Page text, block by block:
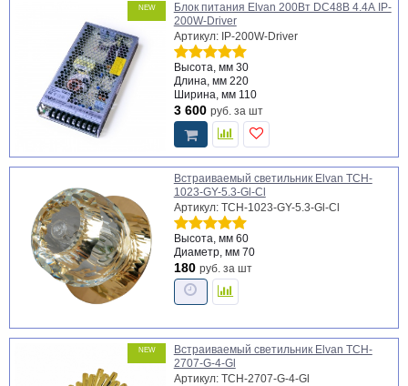
NEW
Блок питания Elvan 200Вт DC48В 4.4А IP-
200W-Driver
Артикул: IP-200W-Driver
Высота, мм 30
Длина, мм 220
Ширина, мм 110
3 600 руб. за шт
Встраиваемый светильник Elvan TCH-
1023-GY-5.3-Gl-Cl
Артикул: TCH-1023-GY-5.3-Gl-Cl
Высота, мм 60
Диаметр, мм 70
180 руб. за шт
NEW
Встраиваемый светильник Elvan TCH-
2707-G-4-Gl
Артикул: TCH-2707-G-4-Gl